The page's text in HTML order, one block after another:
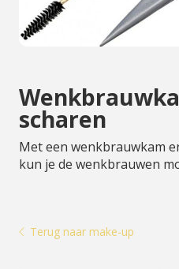
scharen
Met een wenkbrauwkam
kun je de wenkbrauwen
Terug naar make-up